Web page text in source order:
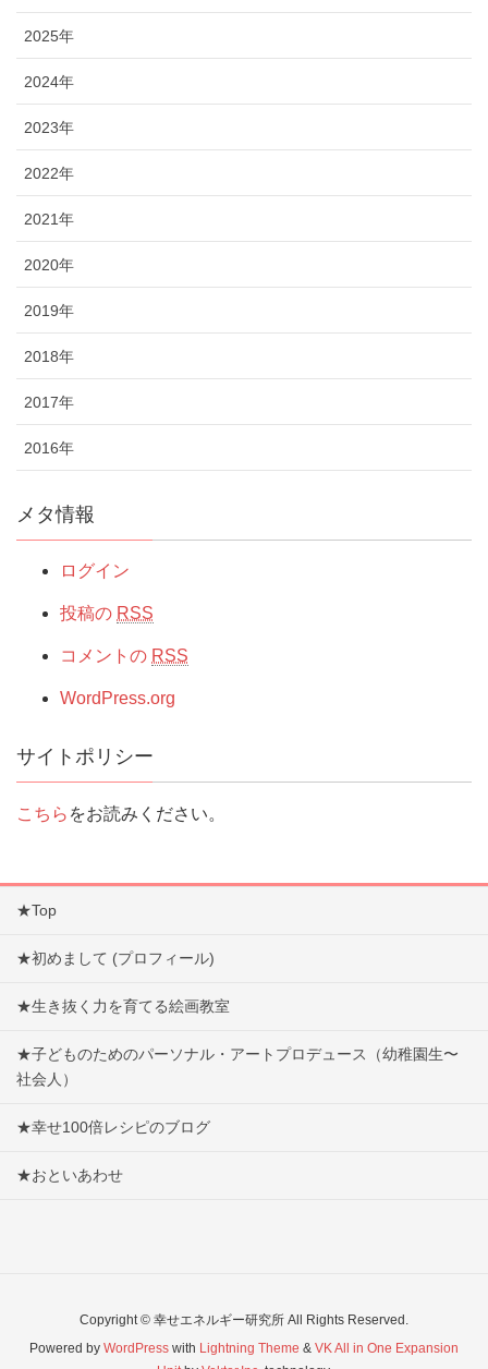
2025年
2024年
2023年
2022年
2021年
2020年
2019年
2018年
2017年
2016年
メタ情報
ログイン
投稿の RSS
コメントの RSS
WordPress.org
サイトポリシー
こちら をお読みください。
★Top
★初めまして (プロフィール)
★生き抜く力を育てる絵画教室
★子どものためのパーソナル・アートプロデュース（幼稚園生〜
社会人）
★幸せ100倍レシピのブログ
★おといあわせ
Copyright © 幸せエネルギー研究所 All Rights Reserved.
Powered by WordPress with Lightning Theme & VK All in One Expansion